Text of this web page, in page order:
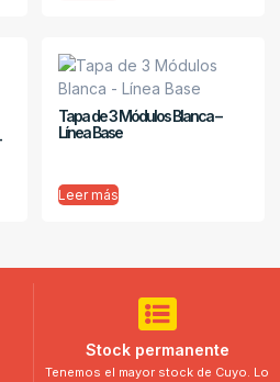
Tapa de 3 Módulos Blanca –
Línea Base
Leer más
Stock permanente
Tenemos el mayor stock de Cuyo. Lo